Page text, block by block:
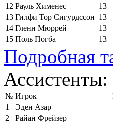
12 Рауль Хименес
13
13 Гилфи Тор Сигурдссон 13
14 Гленн Мюррей
13
15 Поль Погба 13
Подробная
Ассистенты:
№ Игрок
1
Эден Азар
2
Райан Фрейзер